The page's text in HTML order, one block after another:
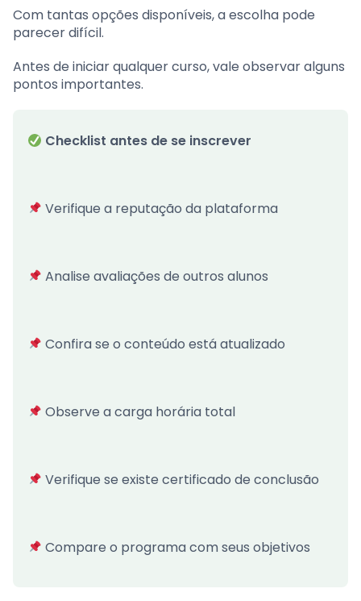
Com tantas opções disponíveis, a escolha pode
parecer difícil.
Antes de iniciar qualquer curso, vale observar alguns
pontos importantes.
Checklist antes de se inscrever
Verifique a reputação da plataforma
Analise avaliações de outros alunos
Confira se o conteúdo está atualizado
Observe a carga horária total
Verifique se existe certificado de conclusão
Compare o programa com seus objetivos